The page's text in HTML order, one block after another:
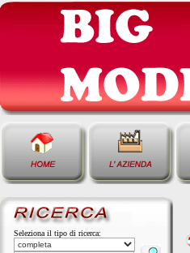
Seleziona il tipo di ricerca: